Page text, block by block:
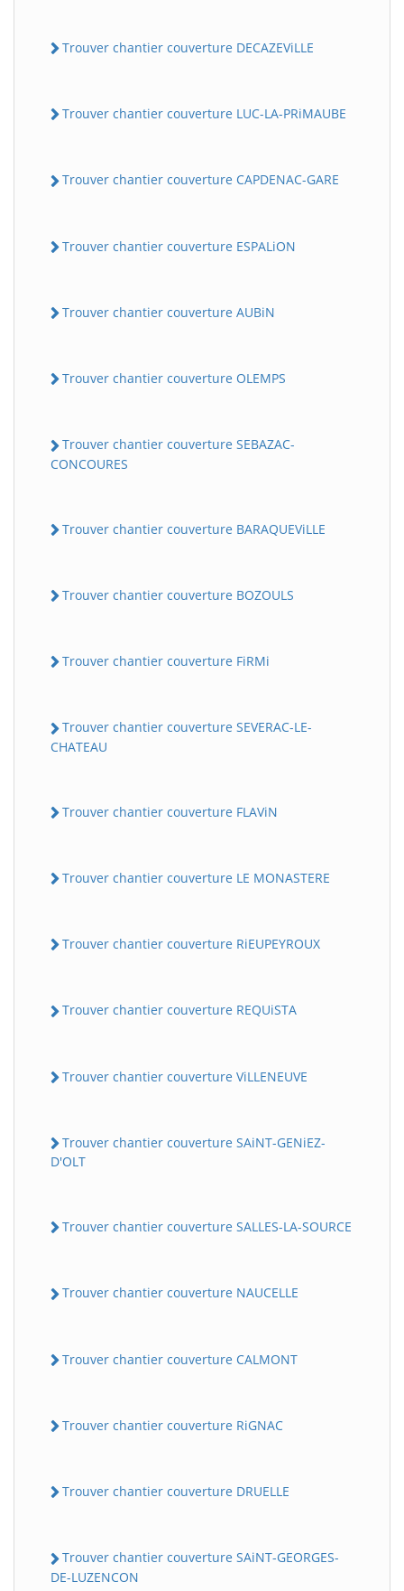
Trouver chantier couverture DECAZEViLLE
Trouver chantier couverture LUC-LA-PRiMAUBE
Trouver chantier couverture CAPDENAC-GARE
Trouver chantier couverture ESPALiON
Trouver chantier couverture AUBiN
Trouver chantier couverture OLEMPS
Trouver chantier couverture SEBAZAC-
CONCOURES
Trouver chantier couverture BARAQUEViLLE
Trouver chantier couverture BOZOULS
Trouver chantier couverture FiRMi
Trouver chantier couverture SEVERAC-LE-
CHATEAU
Trouver chantier couverture FLAViN
Trouver chantier couverture LE MONASTERE
Trouver chantier couverture RiEUPEYROUX
Trouver chantier couverture REQUiSTA
Trouver chantier couverture ViLLENEUVE
Trouver chantier couverture SAiNT-GENiEZ-
D'OLT
Trouver chantier couverture SALLES-LA-SOURCE
Trouver chantier couverture NAUCELLE
Trouver chantier couverture CALMONT
Trouver chantier couverture RiGNAC
Trouver chantier couverture DRUELLE
Trouver chantier couverture SAiNT-GEORGES-
DE-LUZENCON